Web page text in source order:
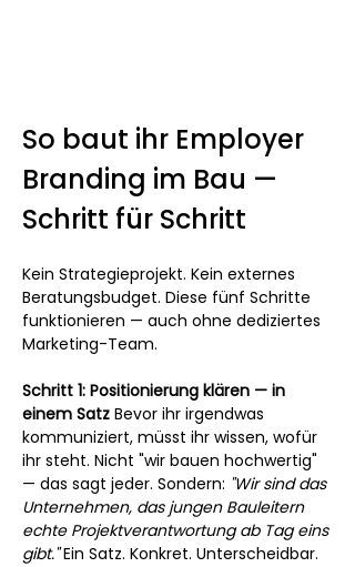
So baut ihr Employer
Branding im Bau —
Schritt für Schritt
Kein Strategieprojekt. Kein externes
Beratungsbudget. Diese fünf Schritte
funktionieren — auch ohne dediziertes
Marketing-Team.
Schritt 1: Positionierung klären — in
einem Satz Bevor ihr irgendwas
kommuniziert, müsst ihr wissen, wofür
ihr steht. Nicht "wir bauen hochwertig"
— das sagt jeder. Sondern: "Wir sind das
Unternehmen, das jungen Bauleitern
echte Projektverantwortung ab Tag eins
gibt." Ein Satz. Konkret. Unterscheidbar.